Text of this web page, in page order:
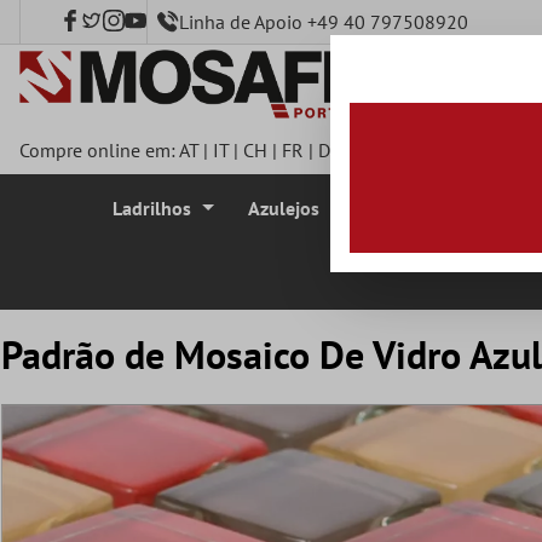
principal Linha de Apoio +49 40 797508920
Compre online em:AT| IT| CH | FR | DE
Ladrilhos Azulejos
Padrão de Mosaico De Vidro